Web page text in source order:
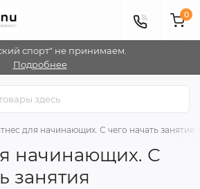
спорт" не принимаем.
Подробнее
0
для начинающих. С чего начать занятия
начинающих. С
занятия